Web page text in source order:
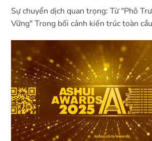
Sự chuyển dịch quan trọng: Từ "Phô
Vững" Trong bối cảnh kiến trúc toàn